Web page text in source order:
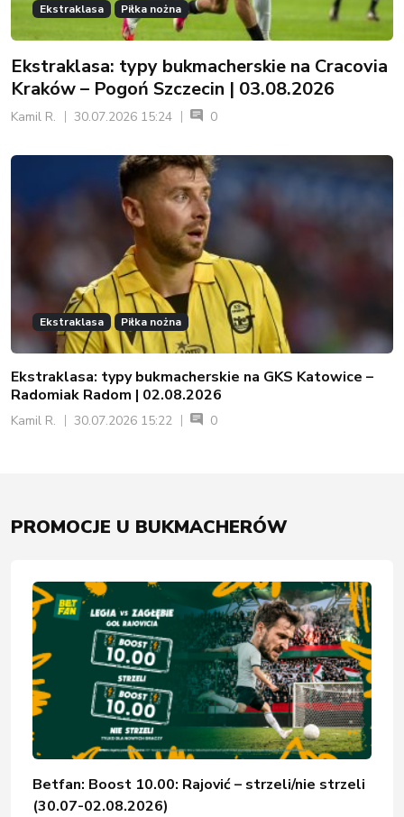
Ekstraklasa Piłka nożna
Ekstraklasa: typy bukmacherskie na Cracovia
Kraków – Pogoń Szczecin | 03.08.2026
Kamil R. 30.07.2026 15:24 0
Ekstraklasa Piłka nożna
Ekstraklasa: typy bukmacherskie na GKS Katowice –
Radomiak Radom | 02.08.2026
Kamil R. 30.07.2026 15:22 0
PROMOCJE U BUKMACHERÓW
Betfan: Boost 10.00: Rajović – strzeli/nie strzeli
(30.07-02.08.2026)